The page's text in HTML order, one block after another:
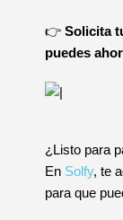
👉 Solicita
puedes
¿Listo para
En Solfy, te
para que